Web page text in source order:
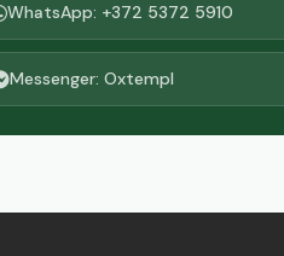
WhatsApp: +372 5372 5910
Messenger: Oxtempl